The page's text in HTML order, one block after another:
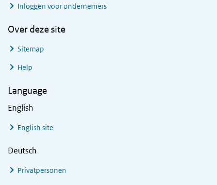
Inloggen voor ondernemers
Over deze site
Sitemap
Help
Language
English
English site
Deutsch
Privatpersonen